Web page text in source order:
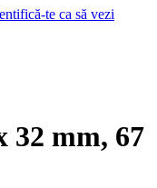
te ca să vezi
32 mm, 67